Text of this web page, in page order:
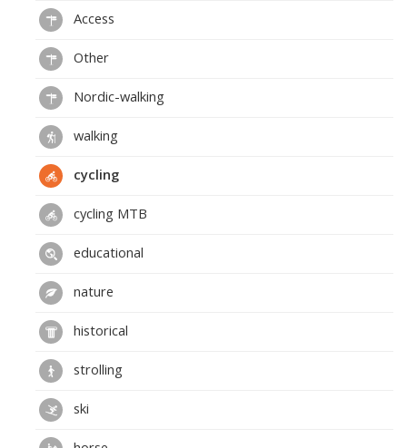
Access
Other
Nordic-walking
walking
cycling
cycling MTB
educational
nature
historical
strolling
ski